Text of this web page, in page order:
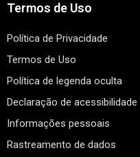
Termos de Uso
Política de Privacidade
Termos de Uso
Política de legenda oculta
Declaração de acessibilidade
Informações pessoais
Rastreamento de dados